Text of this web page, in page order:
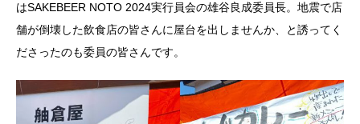
はSAKEBEER NOTO 2024実行員会の雄谷良成委員長。地震で店
舗が倒壊した飲食店の皆さんに屋台を出しませんか、と誘ってく
ださったのも委員の皆さんです。